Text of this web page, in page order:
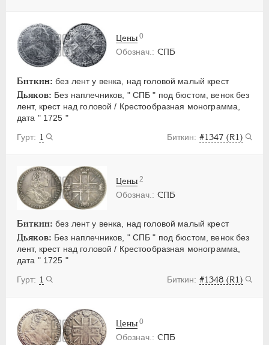
СПБ
Биткин: без лент у венка, над головой малый крест
Дьяков: Без наплечников, " СПБ " под бюстом, венок без
лент, крест над головой / Крестообразная монограмма,
дата " 1725 "
1
#1347 (R1)
Цены 0
СПБ
Биткин: без лент у венка, над головой малый крест
Дьяков: Без наплечников, " СПБ " под бюстом, венок без
лент, крест над головой / Крестообразная монограмма,
дата " 1725 "
1
#1348 (R1)
Цены 2
СПБ
Цены 0